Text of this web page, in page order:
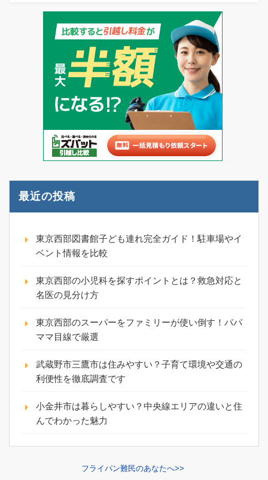
最近の投稿
東京西部図書館子ども連れ完全ガイド！駐車場やイ
ベント情報を比較
東京西部の小児科を探すポイントとは？救急対応と
名医の見分け方
東京西部のスーパーをファミリーが使い倒す！パパ
ママ目線で厳選
武蔵野市三鷹市は住みやすい？子育て環境や交通の
利便性を徹底調査です
小金井市は暮らしやすい？中央線エリアの違いと住
んでわかった魅力
フライパン難民のあなたへ>>